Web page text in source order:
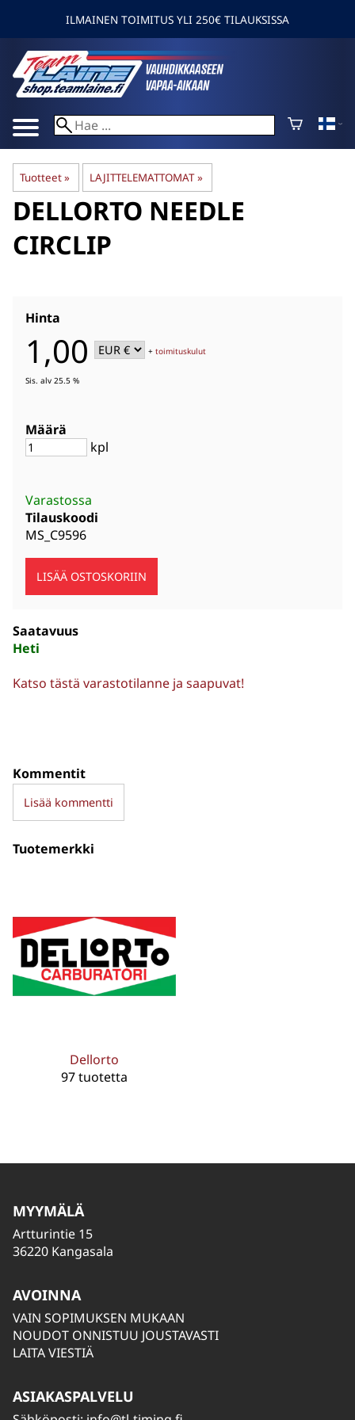
ILMAINEN TOIMITUS YLI 250€ TILAUKSISSA
Tuotteet‪» LAJITTELEMATTOMAT ‪»
DELLORTO NEEDLE
CIRCLIP
Hinta
1,00 +toimituskulut
Sis. alv 25.5 %
Määrä
kpl
Varastossa
Tilauskoodi
MS_C9596
Saatavuus
Heti
Katso tästä varastotilanne ja saapuvat!
Kommentit
Lisää kommentti
Tuotemerkki
Dellorto
97 tuotetta
MYYMÄLÄ
Artturintie 15
36220 Kangasala
AVOINNA
VAIN SOPIMUKSEN MUKAAN
NOUDOT ONNISTUU JOUSTAVASTI
LAITA VIESTIÄ
ASIAKASPALVELU